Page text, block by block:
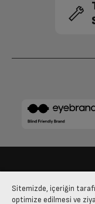
Sitemizde, içeriğin
optimize edilmesi ve